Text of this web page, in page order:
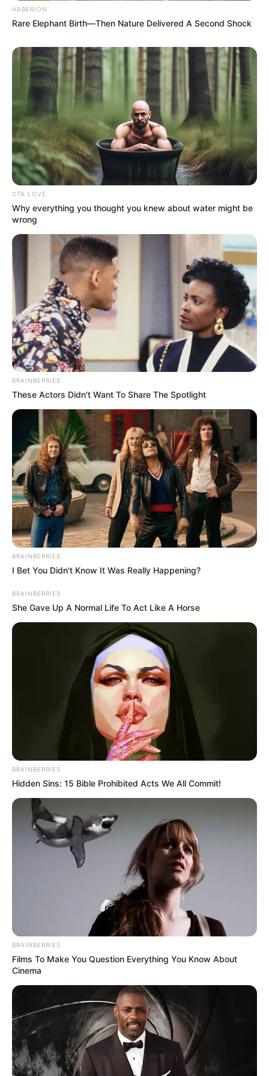
leginkább az orvosokban és egészségügyi
dolgozókban bíznak. Úgy véli, a frontvonalban
oltásellenesek meggyőzése, hanem azok
támogatása, akiket az oltásellenes hangok
próbálnak elbizonytalanítani.
HABERION
Rare Elephant Birth—Then Nature Delivered A Second Shock
CTA LOVE
Why everything you thought you knew about water might be
wrong
BRAINBERRIES
These Actors Didn't Want To Share The Spotlight
BRAINBERRIES
I Bet You Didn't Know It Was Really Happening?
BRAINBERRIES
She Gave Up A Normal Life To Act Like A Horse
BRAINBERRIES
Hidden Sins: 15 Bible Prohibited Acts We All Commit!
BRAINBERRIES
Films To Make You Question Everything You Know About
Cinema